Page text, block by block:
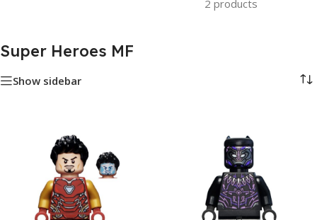
2 products
Super Heroes MF
Show sidebar